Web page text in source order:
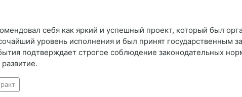
себя как яркий и успешный проект, который был
уровень исполнения и был принят государственным
подтверждает строгое соблюдение законодательных